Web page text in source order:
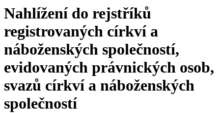
Nahlížení do rejstříků
registrovaných církví a
náboženských společností,
evidovaných právnických osob,
svazů církví a náboženských
společností